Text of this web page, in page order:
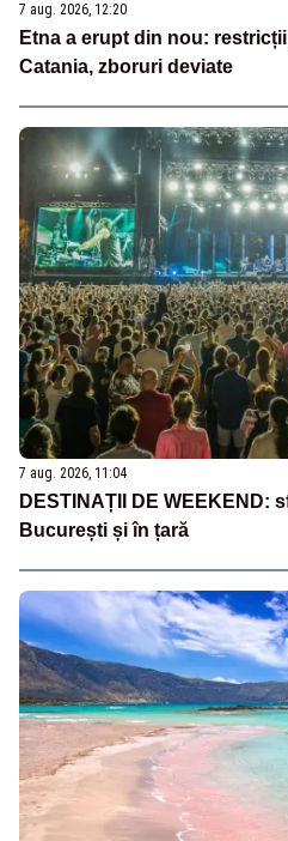
7 aug. 2026, 12:20
Etna a erupt din nou:
Catania, zboruri deviate
7 aug. 2026, 11:04
DESTINAȚII DE WEEKEND:
București și în țară